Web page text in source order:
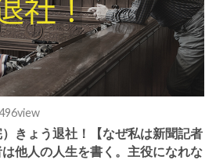
きょう退社！【なぜ私は新聞記者
他人の人生を書く。主役になれな